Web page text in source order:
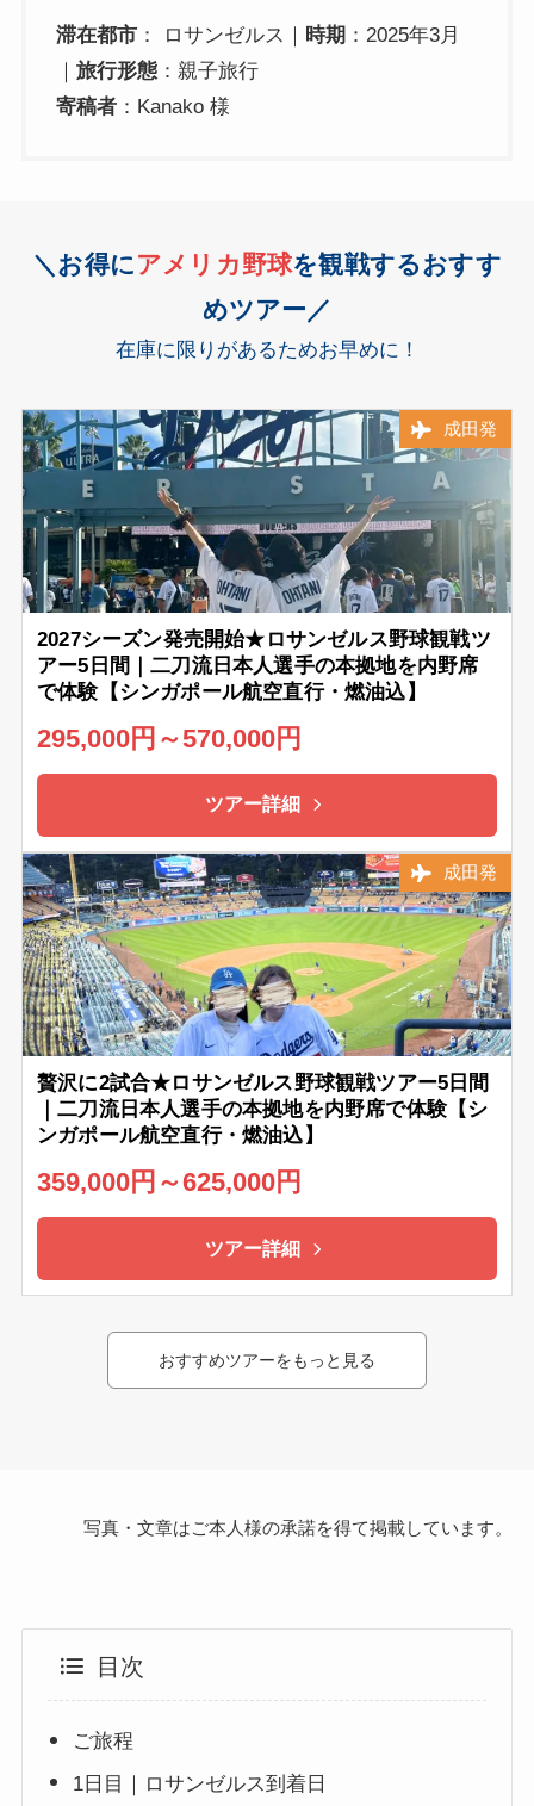
滞在都市 ： ロサンゼルス｜ 時期 ：2025年3月
｜旅行形態 ：親子旅行
寄稿者 ：Kanako 様
＼お得にアメリカ野球を観戦するおすす
めツアー／
在庫に限りがあるためお早めに！
成田発
2027シーズン発売開始★ロサンゼルス野球観戦ツ
アー5日間｜二刀流日本人選手の本拠地を内野席
で体験【シンガポール航空直行・燃油込】
295,000円～570,000円
ツアー詳細
成田発
贅沢に2試合★ロサンゼルス野球観戦ツアー5日間
｜二刀流日本人選手の本拠地を内野席で体験【シ
ンガポール航空直行・燃油込】
359,000円～625,000円
ツアー詳細
おすすめツアーをもっと見る
写真・文章はご本人様の承諾を得て掲載しています。
目次
ご旅程
1日目｜ロサンゼルス到着日